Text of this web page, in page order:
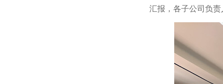
汇报，各子公司负